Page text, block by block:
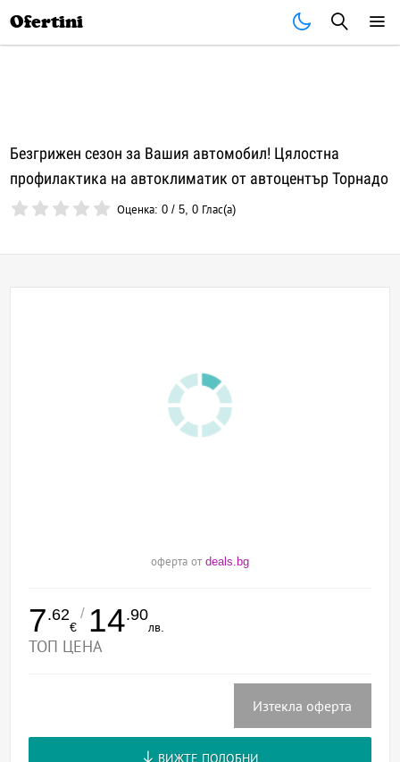
Ofertini
Безгрижен сезон за Вашия автомобил! Цялостна
профилактика на автоклиматик от автоцентър Торнадо
Оценка:0 /5,0 Глас(а)
оферта от deals.bg
7.62
€
/ 14.90
лв.
ТОП ЦЕНА
Изтекла оферта
ВИЖТЕ ПОДОБНИ